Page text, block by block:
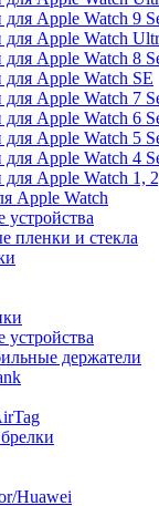
Apple Watch 9
Apple Watch
Apple Watch 8
Apple Watch SE
Apple Watch 7
Apple Watch 6
Apple Watch 5
Apple Watch 4
Apple Watch 1,
Apple Watch
устройства
пленки и стекла
устройства
держатели
Huawei